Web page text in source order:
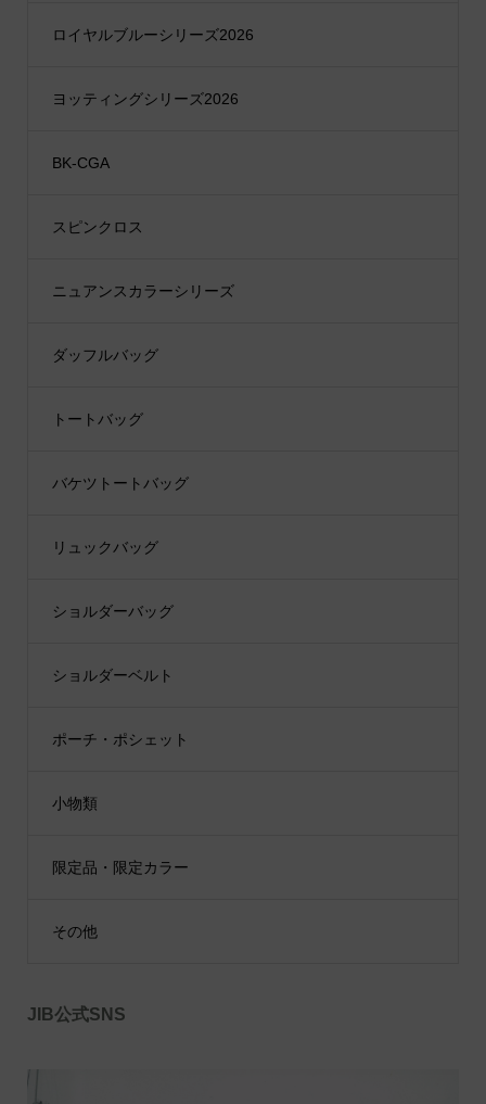
ロイヤルブルーシリーズ2026
ヨッティングシリーズ2026
BK-CGA
スピンクロス
ニュアンスカラーシリーズ
ダッフルバッグ
トートバッグ
バケツトートバッグ
リュックバッグ
ショルダーバッグ
ショルダーベルト
ポーチ・ポシェット
小物類
限定品・限定カラー
その他
JIB公式SNS